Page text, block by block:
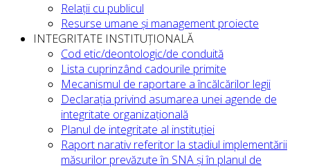
Relații cu publicul
Resurse umane și management proiecte
INTEGRITATE INSTITUȚIONALĂ
Cod etic/deontologic/de conduită
Lista cuprinzând cadourile primite
Mecanismul de raportare a încălcărilor legii
Declarația privind asumarea unei agende de
integritate organizațională
Planul de integritate al instituției
Raport narativ referitor la stadiul implementării
măsurilor prevăzute în SNA și în planul de